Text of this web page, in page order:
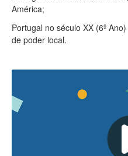
América;
Portugal no século XX (6º
de poder local.